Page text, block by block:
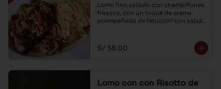
Lomo fino sellado con champiñones
frescos, con un toque de crema
acompañado de fetuccini con salsa
S/ 58.00
Lomo con con Risotto de